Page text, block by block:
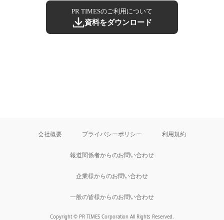
PR TIMESのご利用について
資料をダウンロード
会社概要 プライバシーポリシー 利用規約
報道関係者からのお問い合わせ
企業様からのお問い合わせ
一般の皆様からのお問い合わせ
Copyright © PR TIMES Corporation All Rights Reserved.